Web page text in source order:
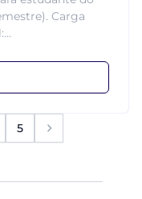
Carga
5